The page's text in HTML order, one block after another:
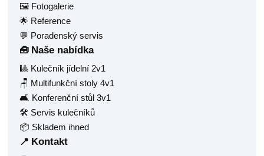
🖼️ Fotogalerie
🌟 Reference
💬 Poradenský servis
🧰 Naše nabídka
🎱 Kulečník jídelní 2v1
🪑 Multifunkční stoly 4v1
🛋️ Konferenční stůl 3v1
🛠️ Servis kulečníků
📦 Skladem ihned
📍 Kontakt